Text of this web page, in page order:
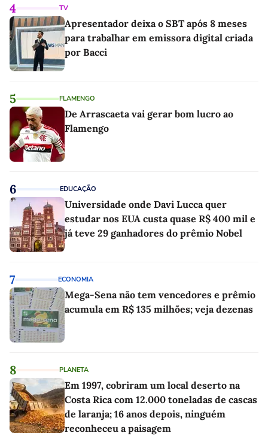
4 TV
Apresentador deixa o SBT após 8 meses
para trabalhar em emissora digital criada
por Bacci
5 FLAMENGO
De Arrascaeta vai gerar bom lucro ao
Flamengo
6 EDUCAÇÃO
Universidade onde Davi Lucca quer
estudar nos EUA custa quase R$ 400 mil e
já teve 29 ganhadores do prêmio Nobel
7 ECONOMIA
Mega-Sena não tem vencedores e prêmio
acumula em R$ 135 milhões; veja dezenas
8 PLANETA
Em 1997, cobriram um local deserto na
Costa Rica com 12.000 toneladas de cascas
de laranja; 16 anos depois, ninguém
reconheceu a paisagem